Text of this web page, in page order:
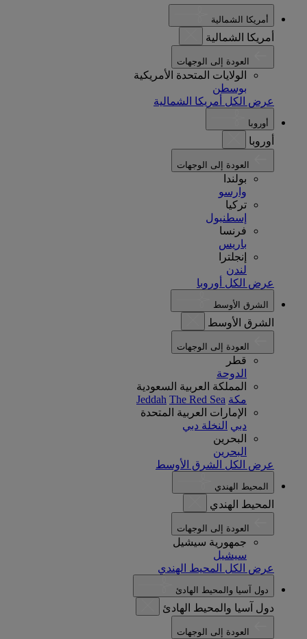
أمريكا الشمالية
أمريكا الشمالية
الولايات المتحدة الأمريكية
بوسطن
عرض الكل أمريكا الشمالية
أوروبا
أوروبا
بولندا
وارسو
تركيا
إسطنبول
فرنسا
باريس
إنجلترا
لندن
عرض الكل أوروبا
الشرق الأوسط
الشرق الأوسط
قطر
الدوحة
المملكة العربية السعودية
مكة
Jeddah The Red Sea
الإمارات العربية المتحدة
دبي النخلة دبي
البحرين
البحرين
عرض الكل الشرق الأوسط
المحيط الهندي
المحيط الهندي
جمهورية سيشيل
سيشيل
عرض الكل المحيط الهندي
دول آسيا والمحيط الهادئ
دول آسيا والمحيط الهادئ